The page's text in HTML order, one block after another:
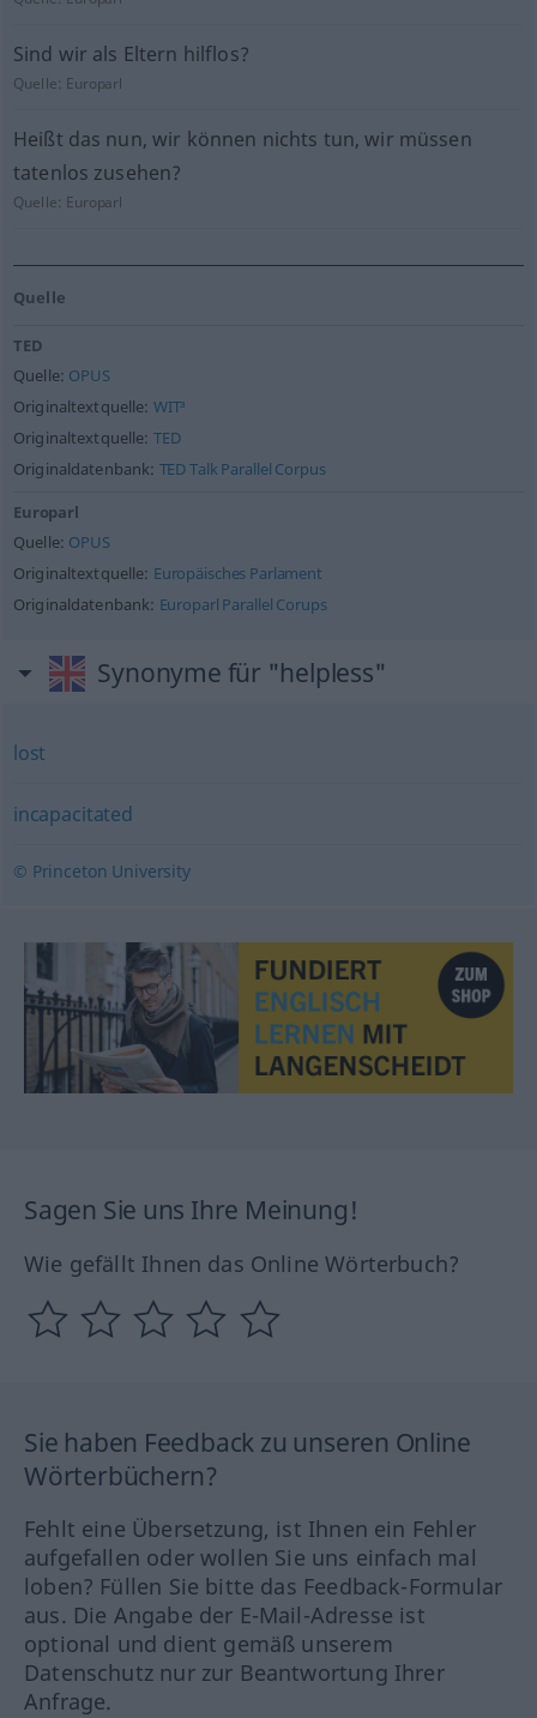
Sind wir als Eltern hilflos?
Quelle: Europarl
Heißt das nun, wir können nichts tun, wir müssen
tatenlos zusehen?
Quelle: Europarl
Quelle
TED
Quelle: OPUS
Originaltextquelle: WIT³
Originaltextquelle: TED
Originaldatenbank: TED Talk Parallel Corpus
Europarl
Quelle: OPUS
Originaltextquelle: Europäisches Parlament
Originaldatenbank: Europarl Parallel Corups
Synonyme für "helpless"
lost
incapacitated
© Princeton University
Sagen Sie uns Ihre Meinung!
Wie gefällt Ihnen das Online Wörterbuch?
Sie haben Feedback zu unseren Online
Wörterbüchern?
Fehlt eine Übersetzung, ist Ihnen ein Fehler
aufgefallen oder wollen Sie uns einfach mal
loben? Füllen Sie bitte das Feedback-Formular
aus. Die Angabe der E-Mail-Adresse ist
optional und dient gemäß unserem
Datenschutz nur zur Beantwortung Ihrer
Anfrage.